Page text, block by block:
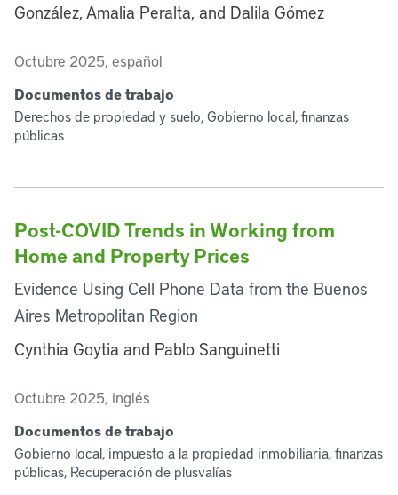
González, Amalia Peralta, and Dalila Gómez
Octubre 2025, español
Documentos de trabajo
Derechos de propiedad y suelo, Gobierno local, finanzas
públicas
Post-COVID Trends in Working from
Home and Property Prices
Evidence Using Cell Phone Data from the Buenos
Aires Metropolitan Region
Cynthia Goytia and Pablo Sanguinetti
Octubre 2025, inglés
Documentos de trabajo
Gobierno local, impuesto a la propiedad inmobiliaria, finanzas
públicas, Recuperación de plusvalías